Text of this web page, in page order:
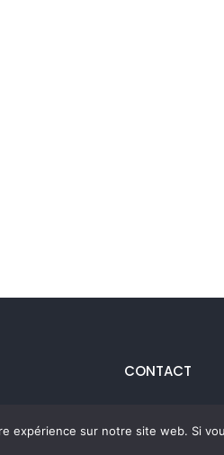
CONTACT
expérience sur notre site web. Si